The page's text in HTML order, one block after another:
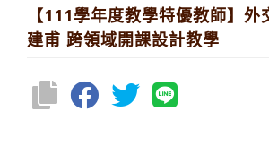
【111學年度教學特優教師】
建甫 跨領域開課設計教學